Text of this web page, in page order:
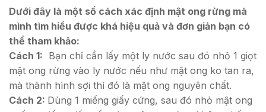
Dưới đây là một số cách xác định mật ong rừng mà
mình tìm hiểu được khá hiệu quả và đơn giản bạn có
thể tham khảo:
Cách 1: Bạn chỉ cần lấy một ly nước sau đó nhỏ 1 giọt
mật ong rừng vào ly nước nếu như mật ong ko tan ra,
mà thành hình sợi thì đó là mật ong nguyên chất.
Cách 2: Dùng 1 miếng giấy cứng, sau đó nhỏ mật ong